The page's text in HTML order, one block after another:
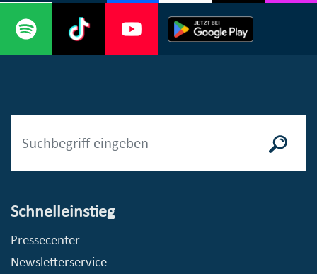
Schnelleinstieg
Pressecenter
Newsletterservice